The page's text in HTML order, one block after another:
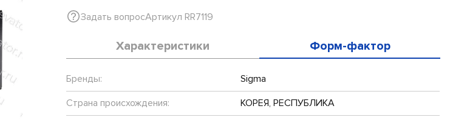
Задать вопросАртикул RR7119
Характеристики Форм-фактор
Бренды:
Sigma
Страна происхождения:
КОРЕЯ, РЕСПУБЛИКА